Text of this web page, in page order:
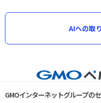
AIへの取
GMOインターネットグループの